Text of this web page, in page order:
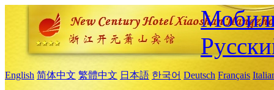
English 简体中文 繁體中文 日本語 한국어 Deutsch Français